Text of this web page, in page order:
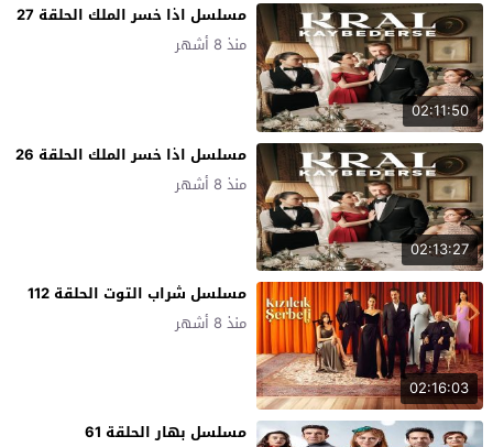
02:11:50
مسلسل اذا خسر الملك الحلقة 27
منذ 8 أشهر
02:13:27
مسلسل اذا خسر الملك الحلقة 26
منذ 8 أشهر
02:16:03
مسلسل شراب التوت الحلقة 112
منذ 8 أشهر
مسلسل بهار الحلقة 61